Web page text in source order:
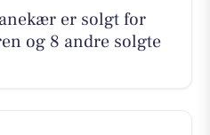
er solgt for
og 8 andre solgte